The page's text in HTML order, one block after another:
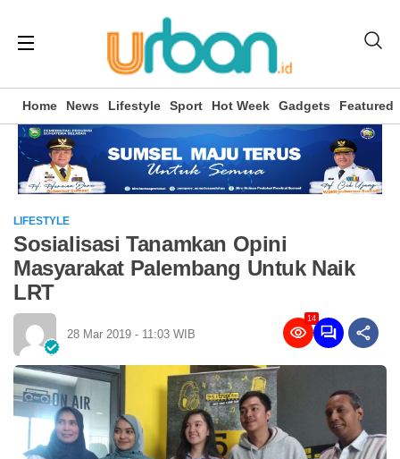
Home News Lifestyle Sport Hot Week Gadgets Featured
LIFESTYLE
Sosialisasi Tanamkan Opini
Masyarakat Palembang Untuk Naik
LRT
28 Mar 2019 - 11:03 WIB
14